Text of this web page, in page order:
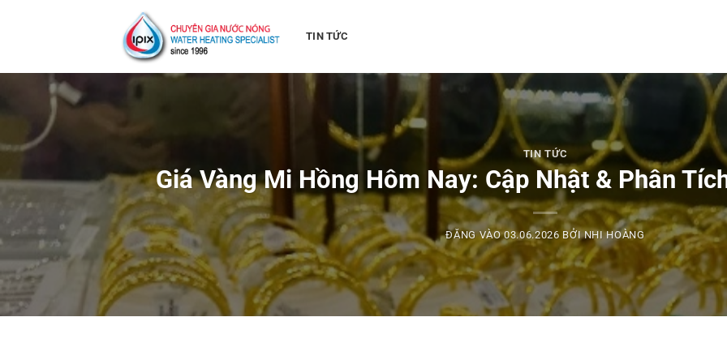
dung
TIN TỨC
TIN TỨC
Giá Vàng Mi Hồng Hôm Nay: Cập Nhật & Phân
ĐĂNG VÀO03.06.2026 BỞINHI HOÀNG